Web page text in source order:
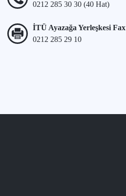
0212 285 30 30 (40 Hat)
İTÜ Ayazağa Yerleşkesi Fax
0212 285 29 10